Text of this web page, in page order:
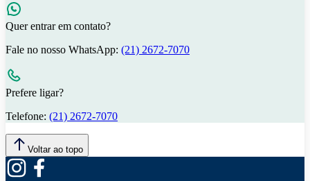
Quer entrar em contato?
Fale no nosso WhatsApp: (21) 2672-7070
Prefere ligar?
Telefone: (21) 2672-7070
Voltar ao topo